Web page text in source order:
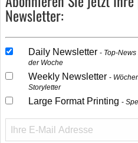
Newsletter:
Daily Newsletter
Top-
der Woche
Weekly Newsletter
Storyletter
Large Format Printing